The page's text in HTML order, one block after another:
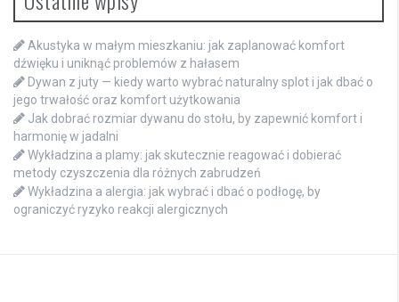
Akustyka w małym mieszkaniu: jak zaplanować komfort
dźwięku i uniknąć problemów z hałasem
Dywan z juty — kiedy warto wybrać naturalny splot i jak dbać o
jego trwałość oraz komfort użytkowania
Jak dobrać rozmiar dywanu do stołu, by zapewnić komfort i
harmonię w jadalni
Wykładzina a plamy: jak skutecznie reagować i dobierać
metody czyszczenia dla różnych zabrudzeń
Wykładzina a alergia: jak wybrać i dbać o podłogę, by
ograniczyć ryzyko reakcji alergicznych